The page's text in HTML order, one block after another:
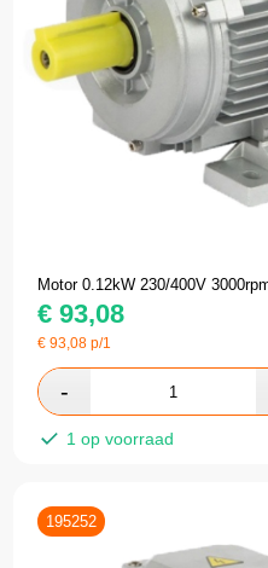
Motor 0.12kW 230/400V
€ 93,08
€93,08 p/1
1 op voorraad
195252